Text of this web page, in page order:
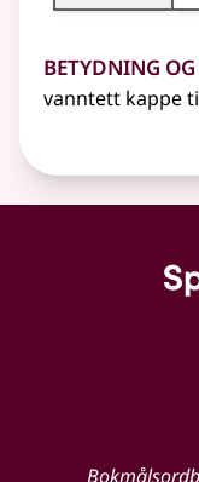
Betydning
vanntett kappe